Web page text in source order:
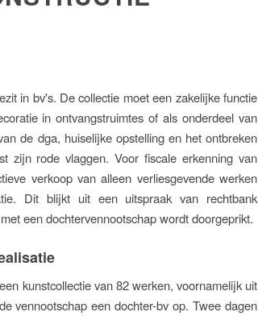
in bv's. De collectie moet een zakelijke functie
in ontvangstruimtes of als onderdeel van
de dga, huiselijke opstelling en het ontbreken
zijn rode vlaggen. Voor fiscale erkenning van
verkoop van alleen verliesgevende werken
Dit blijkt uit een uitspraak van rechtbank
een dochtervennootschap wordt doorgeprikt.
kunstcollectie van 82 werken, voornamelijk uit
vennootschap een dochter-bv op. Twee dagen